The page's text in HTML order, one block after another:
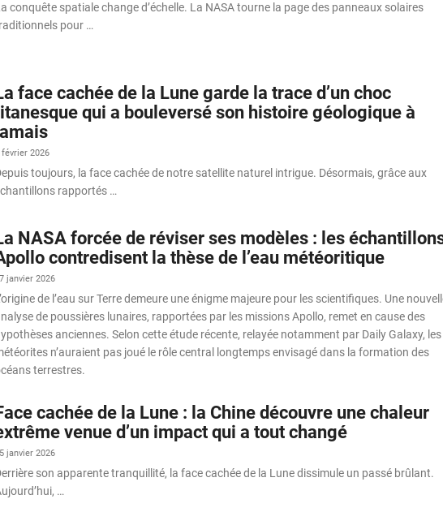
conquête spatiale change d’échelle. La NASA tourne la page des panneaux solaires
pour …
face cachée de la Lune garde la trace d’un choc
qui a bouleversé son histoire géologique à
2026
toujours, la face cachée de notre satellite naturel intrigue. Désormais, grâce aux
rapportés …
NASA forcée de réviser ses modèles : les
contredisent la thèse de l’eau météoritique
janvier 2026
de l’eau sur Terre demeure une énigme majeure pour les scientifiques. Une
de poussières lunaires, rapportées par les missions Apollo, remet en cause des
anciennes. Selon cette étude récente, relayée notamment par Daily Galaxy, les
n’auraient pas joué le rôle central longtemps envisagé dans la formation des
terrestres.
cachée de la Lune : la Chine découvre une chaleur
venue d’un impact qui a tout changé
janvier 2026
son apparente tranquillité, la face cachée de la Lune dissimule un passé brûlant.
…